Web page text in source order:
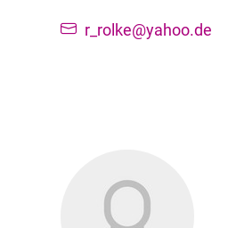
r_rolke@yahoo.de